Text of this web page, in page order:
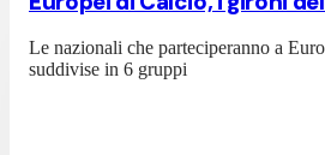
Le nazionali che parteciperanno a
suddivise in 6 gruppi